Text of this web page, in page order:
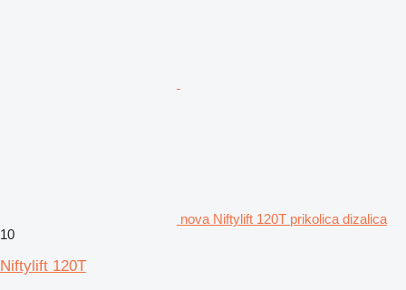
nova Niftylift 120T prikolica dizalica
10
Niftylift 120T